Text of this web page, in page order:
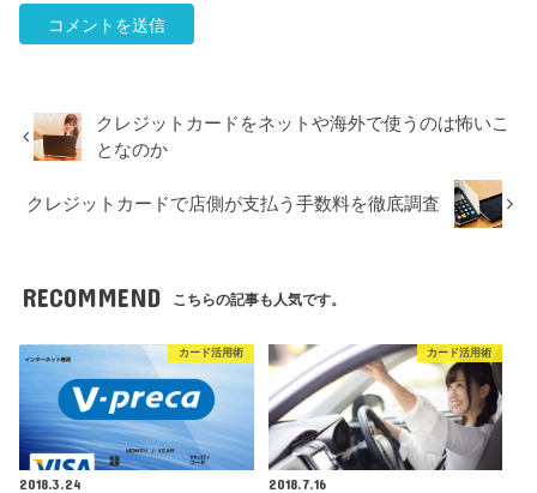
クレジットカードをネットや海外で使うのは怖いこ
となのか
クレジットカードで店側が支払う手数料を徹底調査
RECOMMEND こちらの記事も人気です。
カード活用術
2018.3.24
カード活用術
2018.7.16